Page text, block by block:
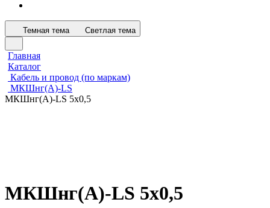
Темная тема Светлая тема
Главная
Каталог
Кабель и провод (по маркам)
МКШнг(А)-LS
МКШнг(А)-LS 5х0,5
МКШнг(А)-LS 5х0,5